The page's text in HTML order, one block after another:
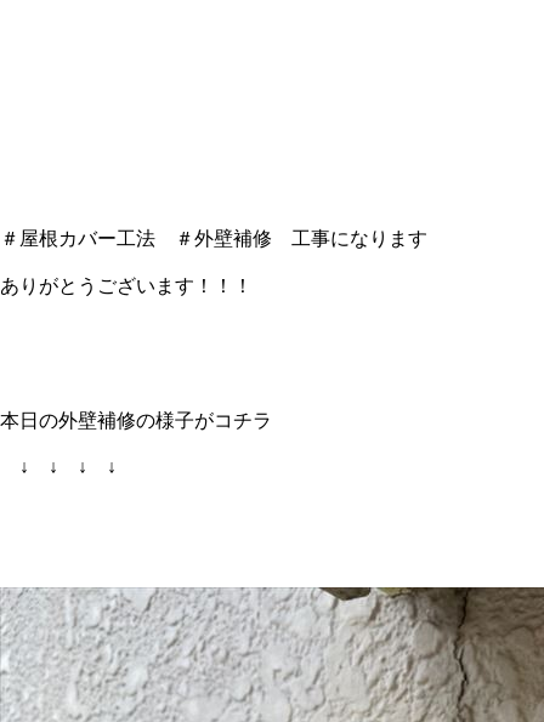
＃屋根カバー工法 ＃外壁補修 工事になります
ありがとうございます！！！
本日の外壁補修の様子がコチラ
↓ ↓ ↓ ↓